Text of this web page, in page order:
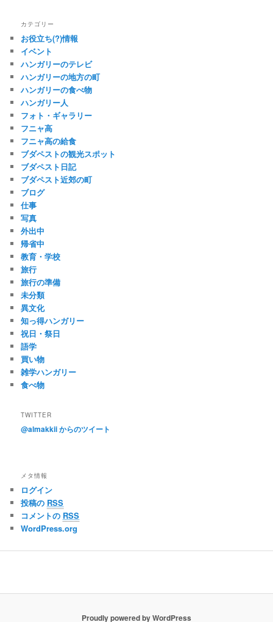
カテゴリー
お役立ち(?)情報
イベント
ハンガリーのテレビ
ハンガリーの地方の町
ハンガリーの食べ物
ハンガリー人
フォト・ギャラリー
フニャ高
フニャ高の給食
ブダペストの観光スポット
ブダペスト日記
ブダペスト近郊の町
ブログ
仕事
写真
外出中
帰省中
教育・学校
旅行
旅行の準備
未分類
異文化
知っ得ハンガリー
祝日・祭日
語学
買い物
雑学ハンガリー
食べ物
TWITTER
@almakkii からのツイート
メタ情報
ログイン
投稿の RSS
コメントの RSS
WordPress.org
Proudly powered by WordPress